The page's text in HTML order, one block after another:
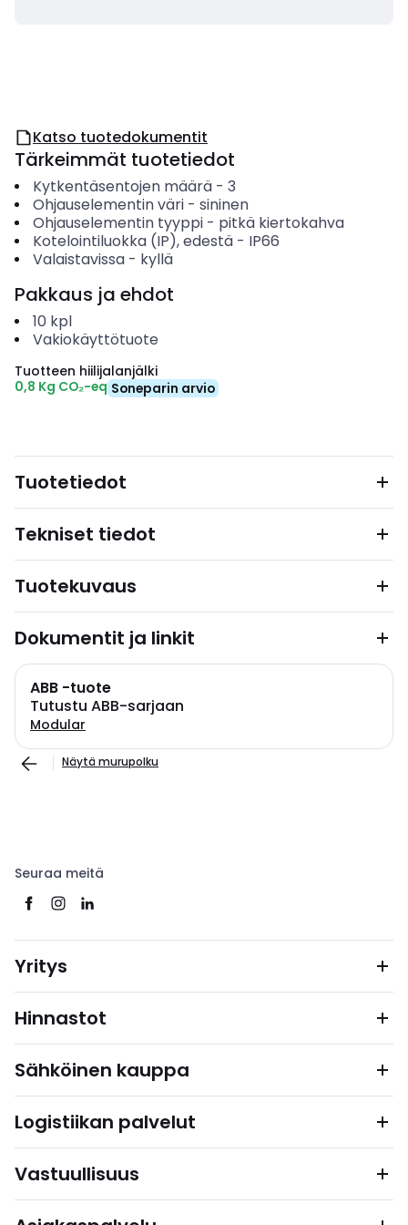
Katso tuotedokumentit
Tärkeimmät tuotetiedot
Kytkentäsentojen määrä- 3
Ohjauselementin väri- sininen
Ohjauselementin tyyppi- pitkä kiertokahva
Kotelointiluokka (IP), edestä- IP66
Valaistavissa- kyllä
Pakkaus ja ehdot
10 kpl
Vakiokäyttötuote
Tuotteen hiilijalanjälki
0,8 Kg CO₂-eq Soneparin arvio
Tuotetiedot
Tekniset tiedot
Tuotekuvaus
Dokumentit ja linkit
ABB -tuote
Tutustu ABB-sarjaan
Modular
Näytä murupolku
Seuraa meitä
Yritys
Hinnastot
Sähköinen kauppa
Logistiikan palvelut
Vastuullisuus